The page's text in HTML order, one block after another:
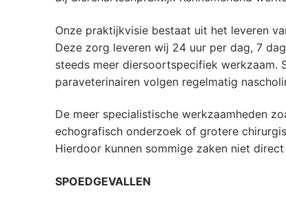
Onze praktijkvisie bestaat uit het leveren
Deze zorg leveren wij 24 uur per dag, 7
steeds meer diersoortspecifiek werkzaam.
paraveterinairen volgen regelmatig
De meer specialistische werkzaamheden
echografisch onderzoek of grotere
Hierdoor kunnen sommige zaken niet
SPOEDGEVALLEN